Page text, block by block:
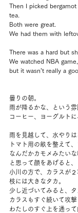
Then I picked
tea.
Both were great.
We had them with
There was a hard but
We watched NBA game,
but it wasn’t really a
曇りの朝。
雨が降るかな、という雰
コーヒー、ヨーグルトに
雨を見越して、水やりは
トマト用の畝を整えて
なんだかカモメみたい
と思って顔をあげると、
小川の方で、カラスが２
枝には大きなタカ。
少し近づいてみると、タ
カラスもすぐ続いて攻撃
わたしのすぐ上を通っ